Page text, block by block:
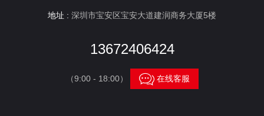
地址 : 深圳市宝安区宝安大道建润商务大厦5楼
13672406424
（9:00 - 18:00） 在线客服